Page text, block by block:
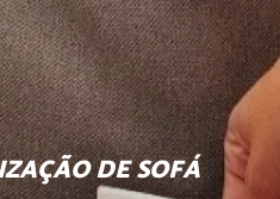
DE SOFÁ